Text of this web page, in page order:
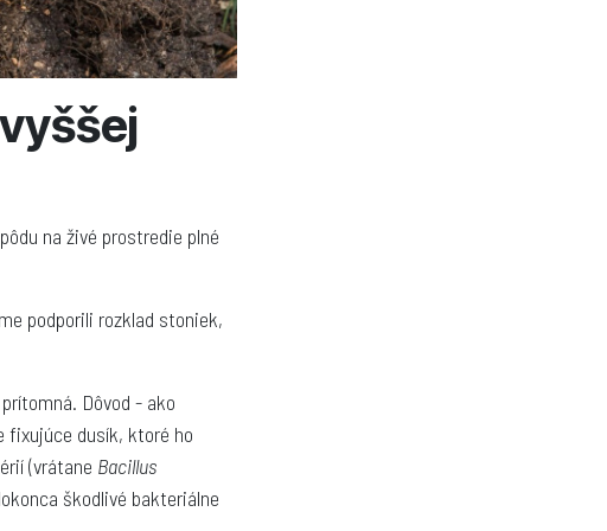
na živé prostredie plné
podporili rozklad stoniek,
Dôvod - ako
fixujúce dusík, ktoré ho
(vrátane Bacillus
škodlivé bakteriálne